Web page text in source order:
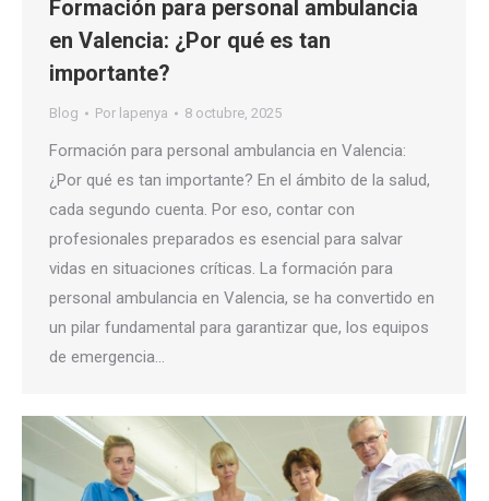
Formación para personal ambulancia
en Valencia: ¿Por qué es tan
importante?
Blog Por lapenya 8 octubre, 2025
Formación para personal ambulancia en Valencia:
¿Por qué es tan importante? En el ámbito de la salud,
cada segundo cuenta. Por eso, contar con
profesionales preparados es esencial para salvar
vidas en situaciones críticas. La formación para
personal ambulancia en Valencia, se ha convertido en
un pilar fundamental para garantizar que, los equipos
de emergencia…